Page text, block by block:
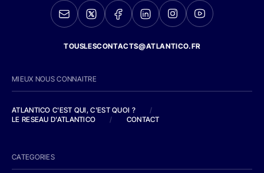
TOUSLESCONTACTS@ATLANTICO.FR
MIEUX NOUS CONNAITRE
ATLANTICO C'EST QUI, C'EST QUOI ?
/
LE RESEAU D'ATLANTICO
/ CONTACT
CATEGORIES